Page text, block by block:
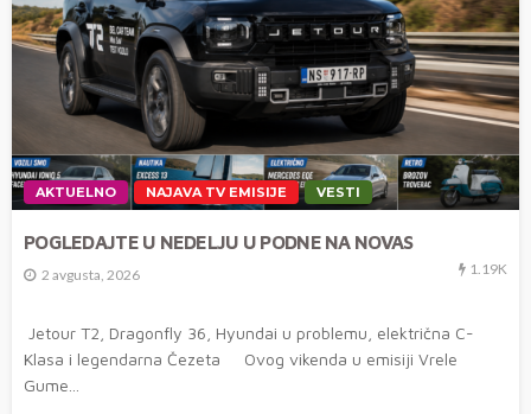
AKTUELNO NAJAVA TV EMISIJE VESTI
POGLEDAJTE U NEDELJU U PODNE NA NOVAS
2 avgusta, 2026 1.19K
Jetour T2, Dragonfly 36, Hyundai u problemu, električna C-
Klasa i legendarna Čezeta Ovog vikenda u emisiji Vrele
Gume...